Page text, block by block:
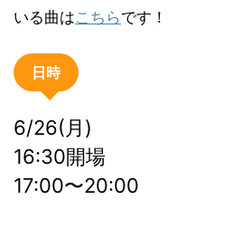
いる曲はこちらです！
日時
6/26(月)
16:30開場
17:00〜20:00